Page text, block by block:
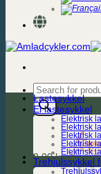
Products
search
0,00kr.
Lastesykkel
El lastesykkel
Elektrisk
Elektrisk
Elektrisk
Elektrisk
Elektrisk
Trehjulssykkel